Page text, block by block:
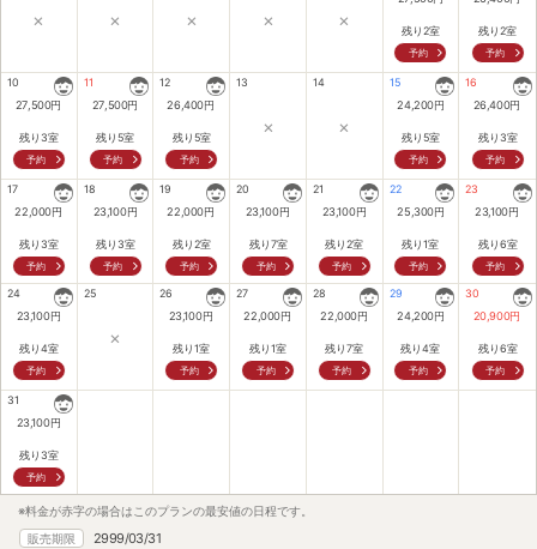
× × × × × 残り2室
予約
残り2室
予約
10
27,500円
残り3室
予約
11
27,500円
残り5室
予約
12
26,400円
残り5室
予約
13
×
14
×
15
24,200円
残り5室
予約
16
26,400円
残り3室
予約
17
22,000円
残り3室
予約
18
23,100円
残り3室
予約
19
22,000円
残り2室
予約
20
23,100円
残り7室
予約
21
23,100円
残り2室
予約
22
25,300円
残り1室
予約
23
23,100円
残り6室
予約
24
23,100円
残り4室
予約
25
×
26
23,100円
残り1室
予約
27
22,000円
残り1室
予約
28
22,000円
残り7室
予約
29
24,200円
残り4室
予約
30
20,900円
残り6室
予約
31
23,100円
残り3室
予約
※料金が赤字の場合はこのプランの最安値の日程です。
販売期限
2999/03/31